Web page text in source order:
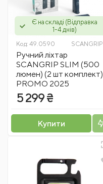
Є на складі (Відправка
1-4 днів)
Код: 49.0590 SCANGRIP
Ручний ліхтар
SCANGRIP SLIM (500
люмен) (2 шт комплект)
PROMO 2025
5 299 ₴
Купити